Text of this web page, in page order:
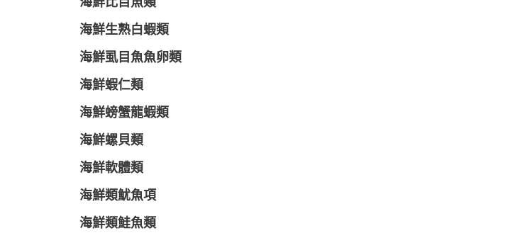
海鮮比目魚類
海鮮生熟白蝦類
海鮮虱目魚魚卵類
海鮮蝦仁類
海鮮螃蟹龍蝦類
海鮮螺貝類
海鮮軟體類
海鮮類魷魚項
海鮮類鮭魚類